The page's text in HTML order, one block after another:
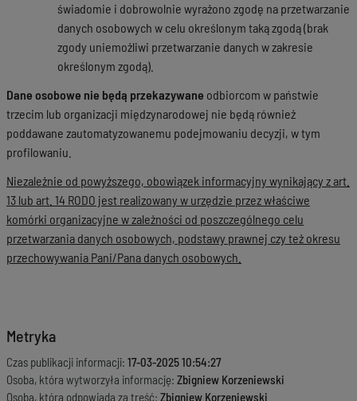
świadomie i dobrowolnie wyrażono zgodę na przetwarzanie
danych osobowych w celu określonym taką zgodą (brak
zgody uniemożliwi przetwarzanie danych w zakresie
określonym zgodą).
Dane osobowe nie będą przekazywane odbiorcom w państwie
trzecim lub organizacji międzynarodowej nie będą również
poddawane zautomatyzowanemu podejmowaniu decyzji, w tym
profilowaniu.
Niezależnie od powyższego, obowiązek informacyjny wynikający z art.
13 lub art. 14 RODO jest realizowany w urzędzie przez właściwe
komórki organizacyjne w zależności od poszczególnego celu
przetwarzania danych osobowych, podstawy prawnej czy też okresu
przechowywania Pani/Pana danych osobowych.
Metryka
Czas publikacji informacji: 17-03-2025 10:54:27
Osoba, która wytworzyła informację: Zbigniew Korzeniewski
Osoba, która odpowiada za treść: Zbigniew Korzeniewski